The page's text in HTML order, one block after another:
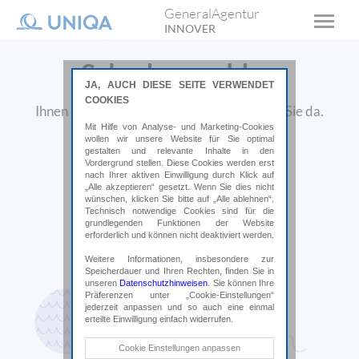
GeneralAgentur
INNOVER
Schaden melden
Ihnen ist ein Schaden passiert? Wir sind für Sie da.
JA, AUCH DIESE SEITE VERWENDET
COOKIES
Mit Hilfe von Analyse- und Marketing-Cookies
wollen wir unsere Website für Sie optimal
gestalten und relevante Inhalte in den
Vordergrund stellen. Diese Cookies werden erst
nach Ihrer aktiven Einwilligung durch Klick auf
„Alle akzeptieren“ gesetzt. Wenn Sie dies nicht
wünschen, klicken Sie bitte auf „Alle ablehnen“.
Technisch notwendige Cookies sind für die
grundlegenden Funktionen der Website
erforderlich und können nicht deaktiviert werden.
Weitere Informationen, insbesondere zur
Speicherdauer und Ihren Rechten, finden Sie in
unserenDatenschutzhinweisen . Sie können Ihre
Präferenzen unter „Cookie-Einstellungen“
jederzeit anpassen und so auch eine einmal
erteilte Einwilligung einfach widerrufen.
Technische Cookies
Cookie Einstellungen anpassen